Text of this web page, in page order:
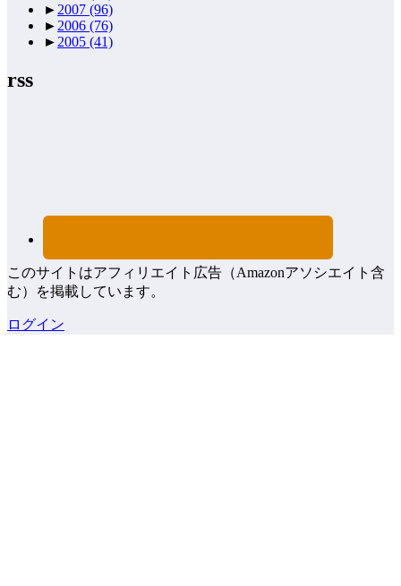
► 2007 (96)
► 2006 (76)
► 2005 (41)
rss
このサイトはアフィリエイト広告（Amazonアソシエイト含
む）を掲載しています。
ログイン